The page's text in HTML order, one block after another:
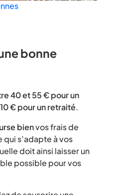
bonne
40 et 55 € pour un
€ pour un retraité.
bienvos frais de
s’adapte à vos
doit ainsi laisser un
possible pour vos